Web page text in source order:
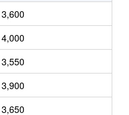
3,600
4,000
3,550
3,900
3,650